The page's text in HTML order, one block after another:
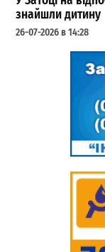
знайшли дитину
26-07-2026 в 14:28